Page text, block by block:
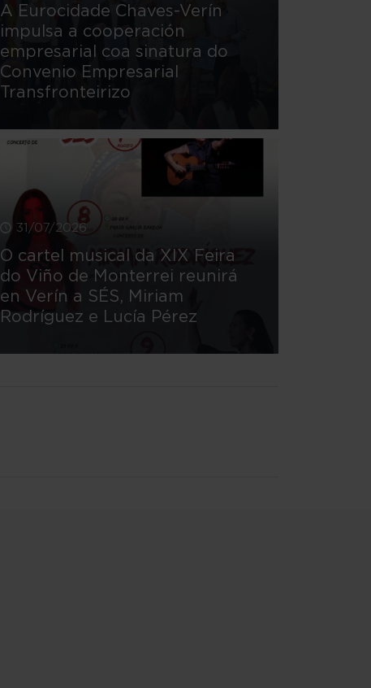
A Eurocidade Chaves-Verín
impulsa a cooperación
empresarial coa sinatura do
Convenio Empresarial
Transfronteirizo
31/07/2026
O cartel musical da XIX Feira
do Viño de Monterrei reunirá
en Verín a SÉS, Miriam
Rodríguez e Lucía Pérez